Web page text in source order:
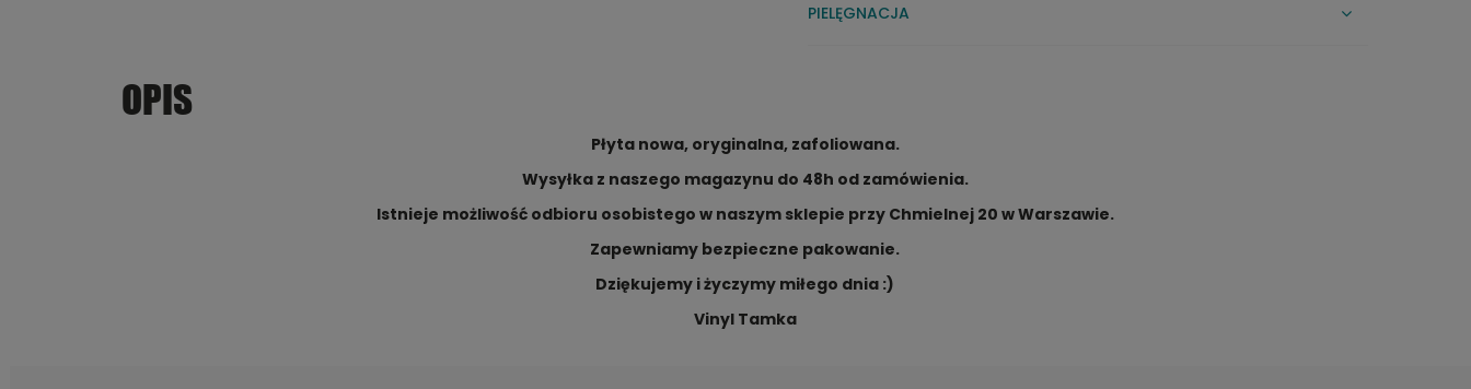
PIELĘGNACJA
OPIS
Płyta nowa, oryginalna, zafoliowana.
Wysyłka z naszego magazynu do 48h od zamówienia.
Istnieje możliwość odbioru osobistego w naszym sklepie przy Chmielnej 20 w Warszawie.
Zapewniamy bezpieczne pakowanie.
Dziękujemy i życzymy miłego dnia :)
Vinyl Tamka